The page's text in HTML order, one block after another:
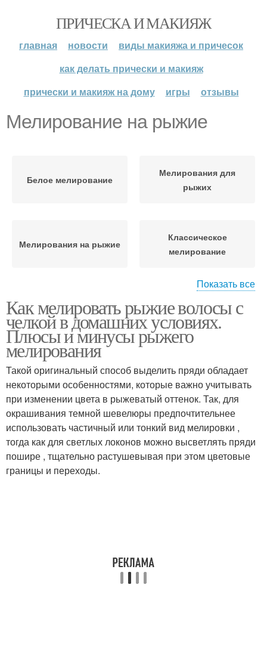
ПРИЧЕСКА И МАКИЯЖ
главная новости
виды макияжа и причесок
как делать прически и макияж
прически и макияж на дому
игры отзывы
Мелирование на рыжие
Белое мелирование
Мелирования для
рыжих
Мелирования на рыжие
Классическое
мелирование
рыжие
домашних условиях
Традиционное
мелирование
Мелирование с
фольгой
Мелирование с
помощью
Черное мелирование
Показать все
Как мелировать рыжие волосы с
челкой в домашних условиях.
Плюсы и минусы рыжего
мелирования
Такой оригинальный способ выделить пряди обладает
некоторыми особенностями, которые важно учитывать
при изменении цвета в рыжеватый оттенок. Так, для
окрашивания темной шевелюры предпочтительнее
использовать частичный или тонкий вид мелировки ,
тогда как для светлых локонов можно высветлять пряди
пошире , тщательно растушевывая при этом цветовые
границы и переходы.